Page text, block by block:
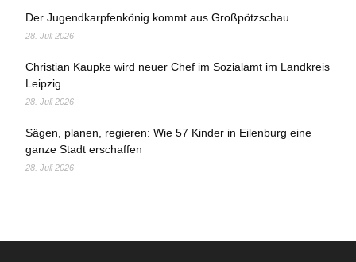
Der Jugendkarpfenkönig kommt aus Großpötzschau
28. Juli 2026
Christian Kaupke wird neuer Chef im Sozialamt im Landkreis
Leipzig
28. Juli 2026
Sägen, planen, regieren: Wie 57 Kinder in Eilenburg eine
ganze Stadt erschaffen
28. Juli 2026